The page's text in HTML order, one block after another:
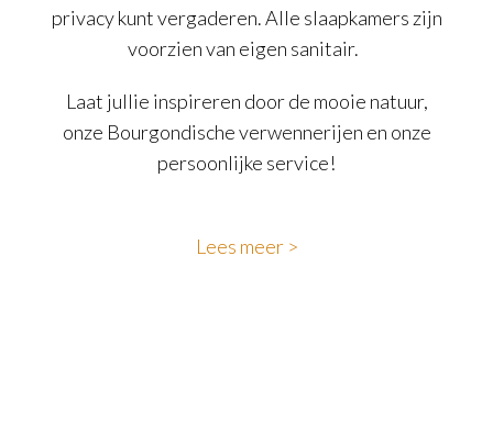
privacy kunt vergaderen. Alle slaapkamers zijn
voorzien van eigen sanitair.
Laat jullie inspireren door de mooie natuur,
onze Bourgondische verwennerijen en onze
persoonlijke service!
Lees meer >